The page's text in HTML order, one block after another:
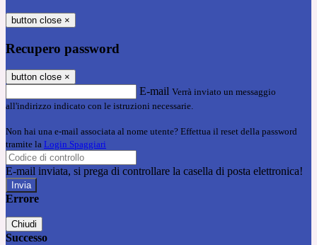
button close ×
Recupero password
button close ×
E-mail Verrà inviato un messaggio
all'indirizzo indicato con le istruzioni necessarie.
Non hai una e-mail associata al nome utente? Effettua il reset della password
tramite la Login Spaggiari
E-mail inviata, si prega di controllare la casella di posta elettronica!
Errore
Chiudi
Successo